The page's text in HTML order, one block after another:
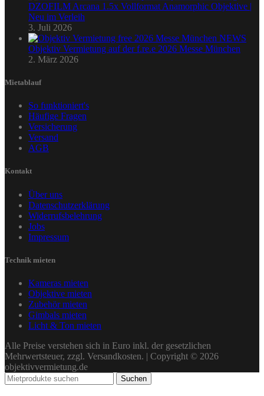
DZOFILM Arcana 1.5x Vollformat Anamorphic Objektive |
Neu im Verleih
3. Juli 2026
Objektiv Vermietung auf der f.re.e 2026 Messe München
2. März 2026
Mietablauf
So funktioniert's
Häufige Fragen
Versicherung
Versand
AGB
Kontakt
Über uns
Datenschutzerklärung
Widerrufsbelehrung
Jobs
Impressum
Technik mieten
Kameras mieten
Objektive mieten
Zubehör mieten
Gimbals mieten
Licht & Ton mieten
Alle Preise verstehen sich in Euro inkl. der gesetzlichen
Mehrwertsteuer, zzgl. Versandkosten. | Copyright © 2026
objektivvermietung.de
Suchen